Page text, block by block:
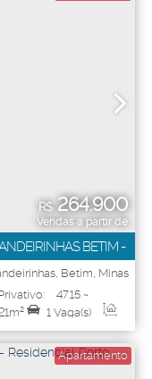
R$264.900
Vendas a partir de
BETIM -
, Betim, Minas
47.15 ~
m² 1 Vaga(s)
Apartamento